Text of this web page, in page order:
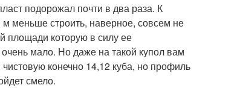
подорожал почти в два раза. К
меньше строить, наверное, совсем не
площади которую в силу ее
мало. Но даже на такой купол вам
конечно 14,12 куба, но профиль
смело.